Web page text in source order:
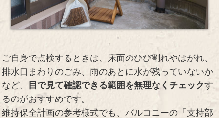
ご自身で点検するときは、床面のひび割れやはがれ、
排水口まわりのごみ、雨のあとに水が残っていないか
など、
目で見て確認できる範囲を無理なくチェックす
るのがおすすめです。
維持保全計画の参考様式でも、バルコニーの「支持部